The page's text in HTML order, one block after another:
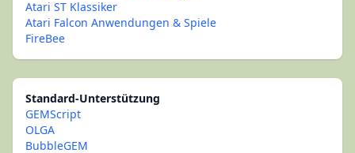
Atari ST Klassiker
Atari Falcon Anwendungen & Spiele
FireBee
Standard-Unterstützung
GEMScript
OLGA
BubbleGEM